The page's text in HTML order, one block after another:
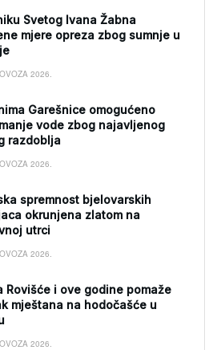
Svetog Ivana Žabna
mjere opreza zbog sumnje u
2026.
Garešnice omogućeno
vode zbog najavljenog
razdoblja
2026.
spremnost bjelovarskih
okrunjena zlatom na
utrci
2026.
Rovišće i ove godine pomaže
mještana na hodočašće u
2026.